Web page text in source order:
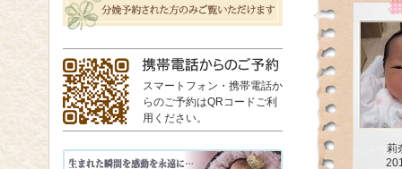
スマートフォン・携帯電話か
らのご予約はQRコードご利
用ください。
莉